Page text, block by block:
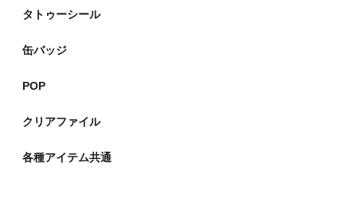
タトゥーシール
缶バッジ
POP
クリアファイル
各種アイテム共通